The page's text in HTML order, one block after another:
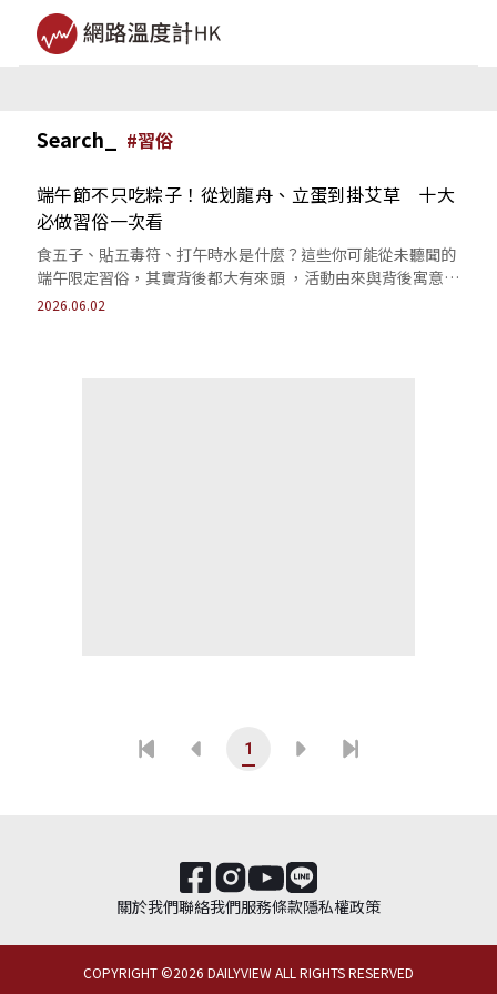
Search_ #習俗
端午節不只吃粽子！從划龍舟、立蛋到掛艾草 十大
必做習俗一次看
食五子、貼五毒符、打午時水是什麼？這些你可能從未聽聞的
端午限定習俗，其實背後都大有來頭 ，活動由來與背後寓意一
次整理。
2026.06.02
1
關於我們聯絡我們服務條款隱私權政策
COPYRIGHT ©2026 DAILYVIEW ALL RIGHTS RESERVED